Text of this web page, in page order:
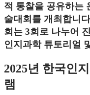
적 통찰을 공유하는
술대회를 개최합니
회는 3회로 나누어
인지과학 튜토리얼
2025년 한국인
램